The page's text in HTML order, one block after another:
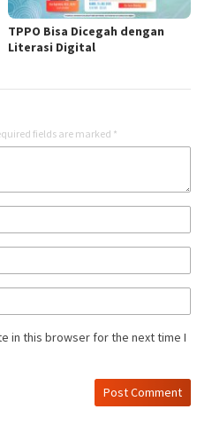
TPPO Bisa Dicegah dengan
Literasi Digital
fields are marked *
in this browser for the next time I